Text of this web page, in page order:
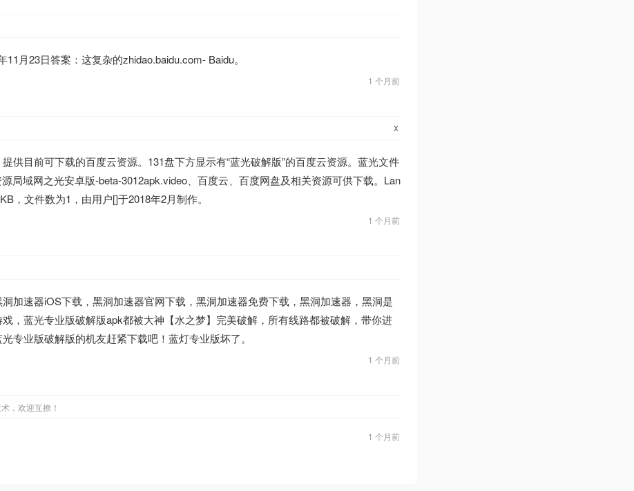
月23日答案：这复杂的zhidao.baidu.com- Baidu。
1 个月前
x
供目前可下载的百度云资源。131盘下方显示有“蓝光破解版”的百度云资源。蓝光文件
局域网之光安卓版-beta-3012apk.video、百度云、百度网盘及相关资源可供下载。Lan
，文件数为1，由用户[]于2018年2月制作。
1 个月前
加速器iOS下载，黑洞加速器官网下载，黑洞加速器免费下载，黑洞加速器，黑洞是
，蓝光专业版破解版apk都被大神【水之梦】完美破解，所有线路都被破解，带你进
专业版破解版的机友赶紧下载吧！蓝灯专业版坏了。
1 个月前
，欢迎互撩！
1 个月前